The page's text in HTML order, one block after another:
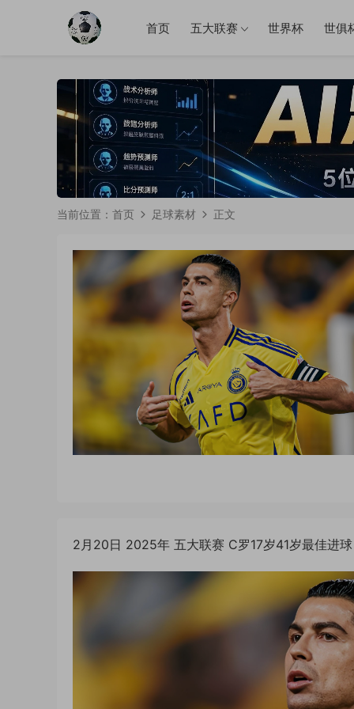
首页 五大联赛 世界杯 世俱
当前位置： 首页 足球素材 正文
2月20日 2025年 五大联赛 C罗17岁41岁最佳进